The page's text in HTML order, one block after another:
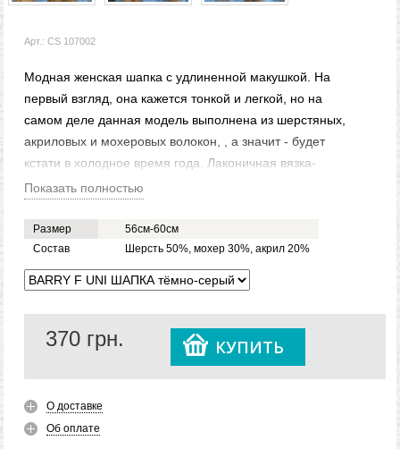
Арт.: CS 107002
Модная женская шапка с удлиненной макушкой. На
первый взгляд, она кажется тонкой и легкой, но на
самом деле данная модель выполнена из шерстяных,
акриловых и мохеровых волокон, , а значит - будет
кстати в холодное время года. Лаконичная вязка-
резинка и пришивная металлофурнитура делают ее
Модная женская шапка с удлиненной макушкой. На
первый взгляд, она кажется тонкой и легкой, но на
самом деле данная модель выполнена из шерстяных,
акриловых и мохеровых волокон, а значит - будет
кстати в холодное время года. Лаконичная вязка-
резинка и пришивная металлофурнитура делают ее
простой и стильной одновременно.
Купить BARRY F UNI или другую понравившуюся
шапку вы можете на нашем сайте по цене от
производителя. У нас только качественные вещи,
Показать полностью
Размер
56см-60см
Состав
Шерсть 50%, мохер 30%, акрил 20%
370 грн. КУПИТЬ
О доставке
Об оплате